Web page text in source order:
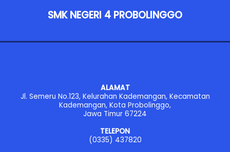
SMK NEGERI 4 PROBOLINGGO
ALAMAT
Jl. Semeru No.123, Kelurahan Kademangan, Kecamatan
Kademangan, Kota Probolinggo,
Jawa Timur 67224
TELEPON
(0335) 437820